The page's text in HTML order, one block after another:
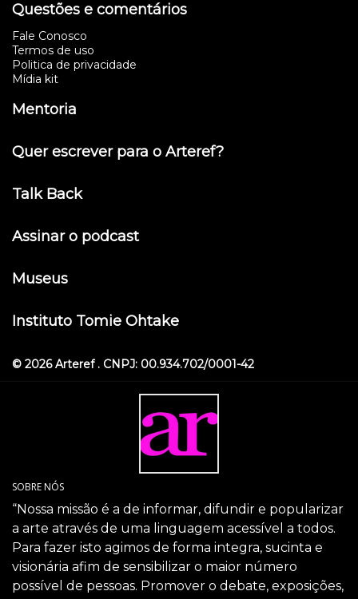
Questões e comentários
Fale Conosco
Termos de uso
Politica de privacidade
Mídia kit
Mentoria
Quer escrever para o Arteref?
Talk Back
Assinar o podcast
Museus
Instituto Tomie Ohtake
© 2026 Arteref . CNPJ: 00.934.702/0001-42
SOBRE NÓS
“Nossa missão é a de informar, difundir e popularizar
a arte através de uma linguagem acessível a todos.
Para fazer isto agimos de forma integra, sucinta e
visionária afim de sensibilizar o maior número
possível de pessoas. Promover o debate, exposições,